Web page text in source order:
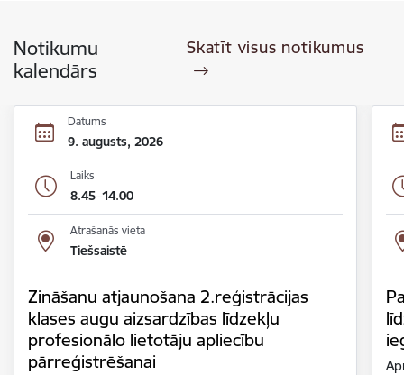
Notikumu
kalendārs
Skatīt visus notikumus
Datums
9. augusts, 2026
Laiks
8.45–14.00
Atrašanās vieta
Tiešsaistē
Zināšanu atjaunošana 2.reģistrācijas
klases augu aizsardzības līdzekļu
profesionālo lietotāju apliecību
pārreģistrēšanai